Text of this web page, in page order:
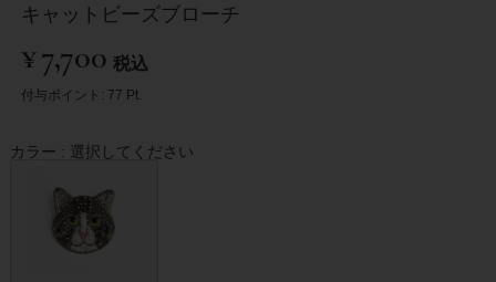
キャットビーズブローチ
¥7,700 税込
付与ポイント: 77 Pt.
カラー 選択してください